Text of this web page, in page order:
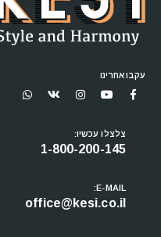
עקבו אחרינו
צלצלו עכשיו:
1-800-200-145
E-MAIL:
office@kesi.co.il